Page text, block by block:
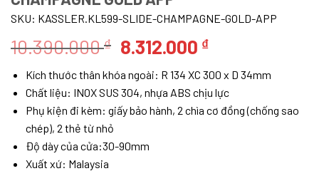
SKU: KASSLER.KL599-SLIDE-CHAMPAGNE-GOLD-APP
10.390.000₫ Giá
là:
10.390.000 ₫.
8.312.000 ₫Giá
tại
là:
8.312.000 ₫.
Kích thước thân khóa ngoài: R 134 XC 300 x D 34mm
Chất liệu: INOX SUS 304, nhựa ABS chịu lực
Phụ kiện đi kèm: giấy bảo hành, 2 chìa cơ đồng (chống sao
chép), 2 thẻ từ nhỏ
Độ dày của cửa:30-90mm
Xuất xứ: Malaysia